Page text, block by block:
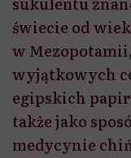
świecie od
w
wyjątkowych
egipskich
także jako
medycynie